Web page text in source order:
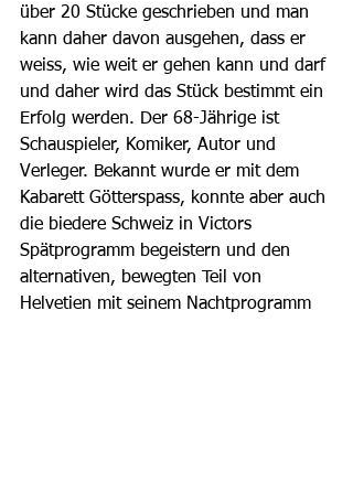
über 20 Stücke geschrieben und man
kann daher davon ausgehen, dass er
weiss, wie weit er gehen kann und darf
und daher wird das Stück bestimmt ein
Erfolg werden. Der 68-Jährige ist
Schauspieler, Komiker, Autor und
Verleger. Bekannt wurde er mit dem
Kabarett Götterspass, konnte aber auch
die biedere Schweiz in Victors
Spätprogramm begeistern und den
alternativen, bewegten Teil von
Helvetien mit seinem Nachtprogramm